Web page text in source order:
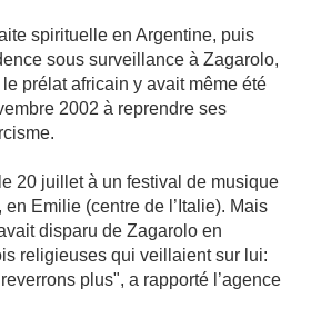
spirituelle en Argentine, puis
sous surveillance à Zagarolo,
prélat africain y avait même été
2002 à reprendre ses
le 20 juillet à un festival de musique
en Emilie (centre de l’Italie). Mais
disparu de Zagarolo en
religieuses qui veillaient sur lui:
plus", a rapporté l’agence